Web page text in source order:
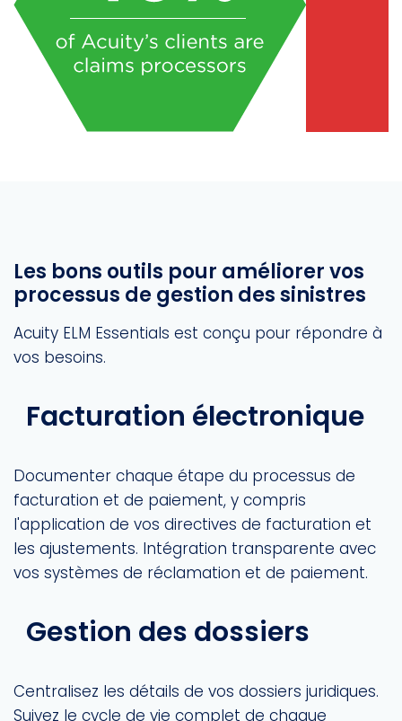
Les bons outils pour améliorer vos
processus de gestion des sinistres
Acuity ELM Essentials est conçu pour répondre à
vos besoins.
Facturation électronique
Documenter chaque étape du processus de
facturation et de paiement, y compris
l'application de vos directives de facturation et
les ajustements. Intégration transparente avec
vos systèmes de réclamation et de paiement.
Gestion des dossiers
Centralisez les détails de vos dossiers juridiques.
Suivez le cycle de vie complet de chaque